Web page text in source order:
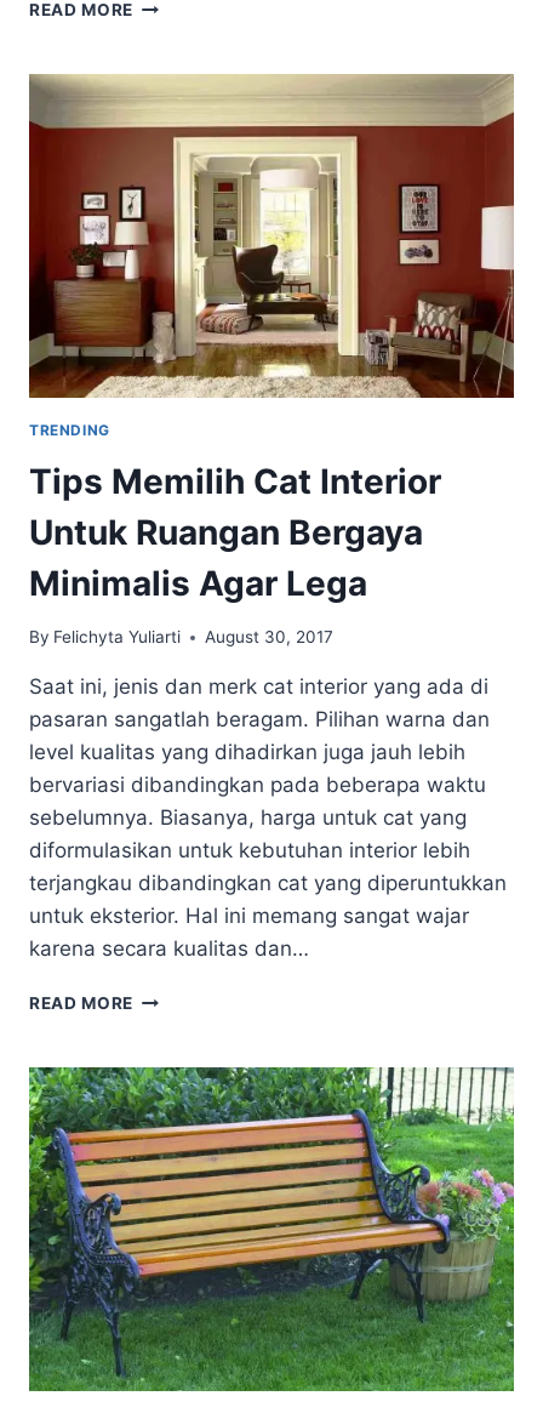
READ MORE
KLASIK
MEMBUAT
RUANGAN
TERKESAN
LEBIH
EKSOTIS
TRENDING
Tips Memilih Cat Interior
Untuk Ruangan Bergaya
Minimalis Agar Lega
By Felichyta Yuliarti August 30, 2017
Saat ini, jenis dan merk cat interior yang ada di
pasaran sangatlah beragam. Pilihan warna dan
level kualitas yang dihadirkan juga jauh lebih
bervariasi dibandingkan pada beberapa waktu
sebelumnya. Biasanya, harga untuk cat yang
diformulasikan untuk kebutuhan interior lebih
terjangkau dibandingkan cat yang diperuntukkan
untuk eksterior. Hal ini memang sangat wajar
karena secara kualitas dan…
READ MORE TIPS
INTERIOR
UNTUK
RUANGAN
BERGAYA
MINIMALIS
AGAR
LEGA